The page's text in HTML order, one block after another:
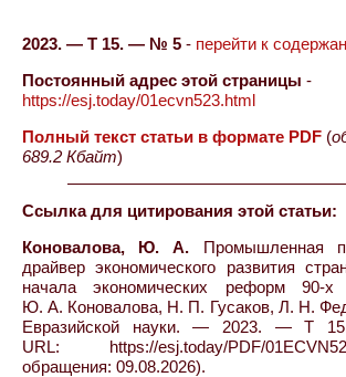
2023. — Т 15. — № 5 - перейти к
Постоянный адрес этой страницы -
https://esj.today/01ecvn523.html
Полный текст статьи в формате PDF (
689.2 Кбайт)
Ссылка для цитирования этой статьи:
Коновалова, Ю. А. Промышленная
драйвер экономического развития
начала экономических реформ
Ю. А. Коновалова, Н. П. Гусаков, Л. Н.
Евразийской науки. — 2023. —
URL: https://esj.today/PDF/
обращения: 09.08.2026).